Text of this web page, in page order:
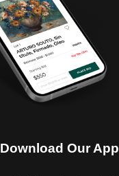
Download Our App